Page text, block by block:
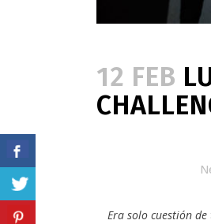
12 FEB
Era solo cuestión